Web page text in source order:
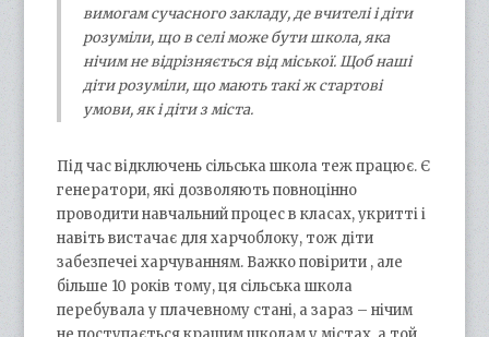
вимогам сучасного закладу, де вчителі і діти
розуміли, що в селі може бути школа, яка
нічим не відрізняється від міської. Щоб наші
діти розуміли, що мають такі ж стартові
умови, як і діти з міста.
Під час відключень сільська школа теж працює. Є
генератори, які дозволяють повноцінно
проводити навчальний процес в класах, укритті і
навіть вистачає для харчоблоку, тож діти
забезпечеі харчуванням. Важко повірити , але
більше 10 років тому, ця сільська школа
перебувала у плачевному стані, а зараз – нічим